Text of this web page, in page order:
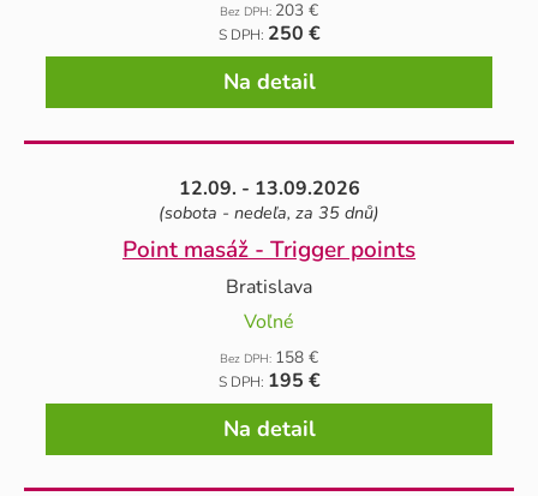
Bez DPH: 203 €
S DPH: 250 €
Na detail
12.09. - 13.09.2026
(sobota - nedeľa, za 35 dnů)
Point masáž - Trigger points
Bratislava
Voľné
Bez DPH: 158 €
S DPH: 195 €
Na detail